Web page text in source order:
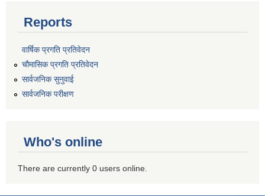
Reports
वार्षिक प्रगति प्रतिवेदन
चौमासिक प्रगति प्रतिवेदन
सार्वजनिक सुनुवाई
सार्वजनिक परीक्षण
Who's online
There are currently 0 users online.